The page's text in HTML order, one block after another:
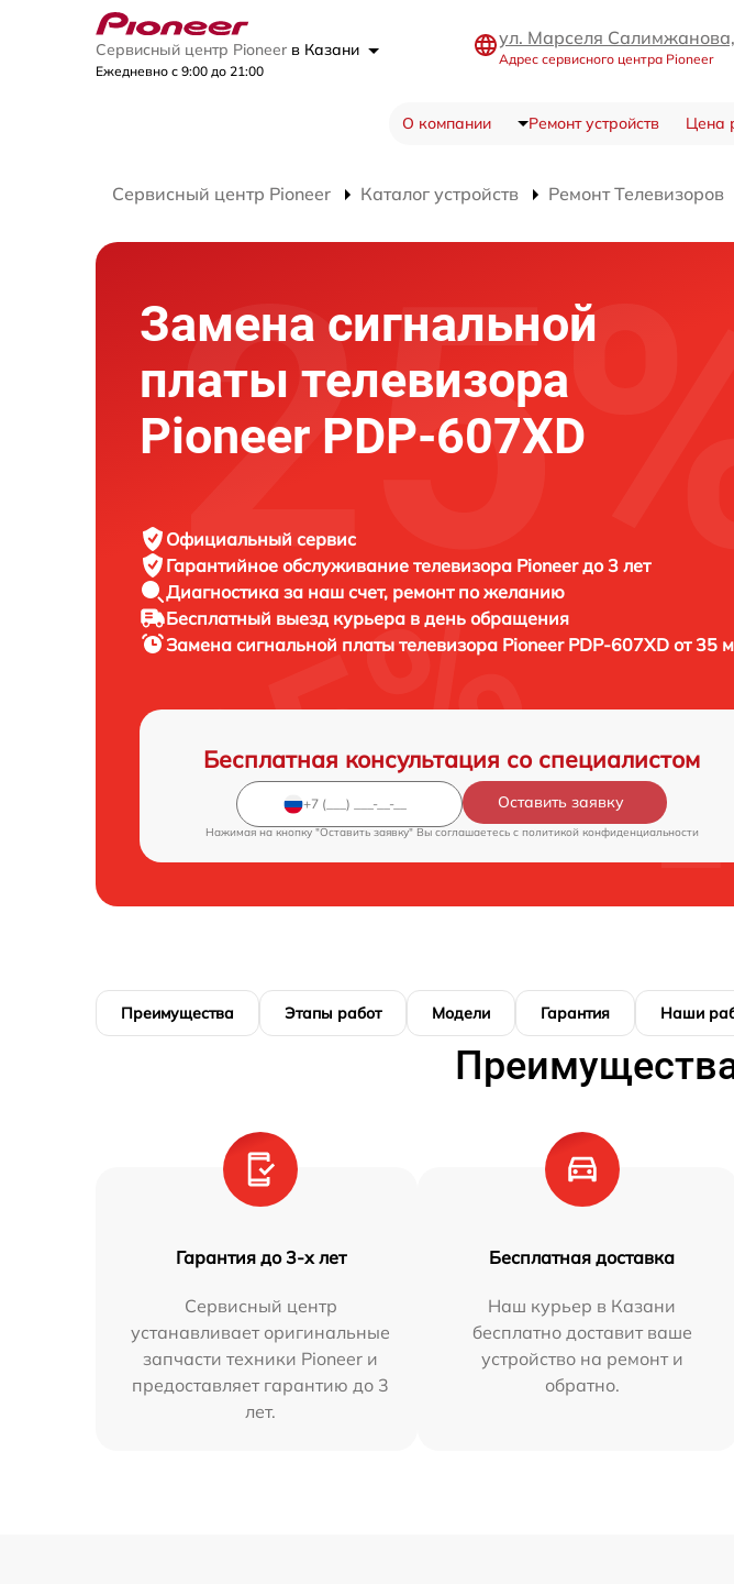
Сервисный центр Pioneer в Казани
Ежедневно с 9:00 до 21:00
ул. Марселя
Адрес сервисного центра Pioneer
О компании Ремонт устройств Цена
Сервисный центр Pioneer Каталог устройств Ремонт Телевизоров
Замена сигнальной
платы телевизора
Pioneer PDP-607XD
Официальный сервис
Гарантийное обслуживание телевизора Pioneer до 3 лет
Диагностика за наш счет, ремонт по желанию
Бесплатный выезд курьера в день обращения
Замена сигнальной платы телевизора Pioneer PDP-607XD от 35
Бесплатная консультация со специалистом
Оставить заявку
Нажимая на кнопку "Оставить заявку" Вы соглашаетесь c политикой конфиденциальности
Преимущества Этапы работ Модели Гарантия Наши
Гарантия до 3-х лет
Сервисный центр
устанавливает оригинальные
запчасти техники Pioneer и
предоставляет гарантию до 3
лет.
Бесплатная доставка
Наш курьер в Казани
бесплатно доставит ваше
устройство на ремонт и
обратно.